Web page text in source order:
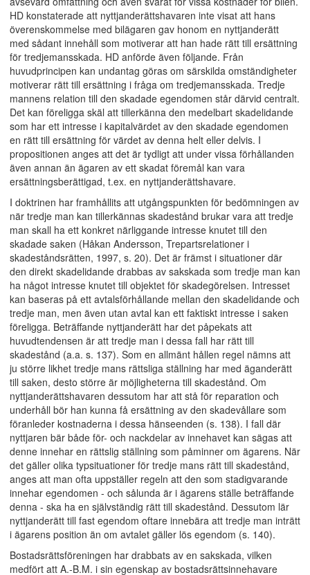
HD konstaterade att nyttjanderättshavaren inte visat att hans
överenskommelse med bilägaren gav honom en nyttjanderätt
med sådant innehåll som motiverar att han hade rätt till ersättning
för tredjemansskada. HD anförde även följande. Från
huvudprincipen kan undantag göras om särskilda omständigheter
motiverar rätt till ersättning i fråga om tredjemansskada. Tredje
mannens relation till den skadade egendomen står därvid centralt.
Det kan föreligga skäl att tillerkänna den medelbart skadelidande
som har ett intresse i kapitalvärdet av den skadade egendomen
en rätt till ersättning för värdet av denna helt eller delvis. I
propositionen anges att det är tydligt att under vissa förhållanden
även annan än ägaren av ett skadat föremål kan vara
ersättningsberättigad, t.ex. en nyttjanderättshavare.
I doktrinen har framhållits att utgångspunkten för bedömningen av
när tredje man kan tillerkännas skadestånd brukar vara att tredje
man skall ha ett konkret närliggande intresse knutet till den
skadade saken (Håkan Andersson, Trepartsrelationer i
skadeståndsrätten, 1997, s. 20). Det är främst i situationer där
den direkt skadelidande drabbas av sakskada som tredje man kan
ha något intresse knutet till objektet för skadegörelsen. Intresset
kan baseras på ett avtalsförhållande mellan den skadelidande och
tredje man, men även utan avtal kan ett faktiskt intresse i saken
föreligga. Beträffande nyttjanderätt har det påpekats att
huvudtendensen är att tredje man i dessa fall har rätt till
skadestånd (a.a. s. 137). Som en allmänt hållen regel nämns att
ju större likhet tredje mans rättsliga ställning har med äganderätt
till saken, desto större är möjligheterna till skadestånd. Om
nyttjanderättshavaren dessutom har att stå för reparation och
underhåll bör han kunna få ersättning av den skadevållare som
föranleder kostnaderna i dessa hänseenden (s. 138). I fall där
nyttjaren bär både för- och nackdelar av innehavet kan sägas att
denne innehar en rättslig ställning som påminner om ägarens. När
det gäller olika typsituationer för tredje mans rätt till skadestånd,
anges att man ofta uppställer regeln att den som stadigvarande
innehar egendomen - och sålunda är i ägarens ställe beträffande
denna - ska ha en självständig rätt till skadestånd. Dessutom lär
nyttjanderätt till fast egendom oftare innebära att tredje man inträtt
i ägarens position än om avtalet gäller lös egendom (s. 140).
Bostadsrättsföreningen har drabbats av en sakskada, vilken
medfört att A.-B.M. i sin egenskap av bostadsrättsinnehavare